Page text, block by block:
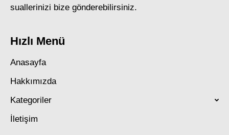
suallerinizi bize gönderebilirsiniz.
Hızlı Menü
Anasayfa
Hakkımızda
Kategoriler
İletişim